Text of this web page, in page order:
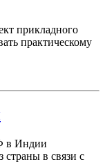
прикладного
практическому
в Индии
страны в связи с